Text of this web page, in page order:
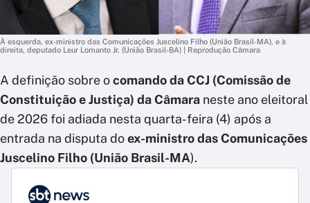
À esquerda, ex-ministro das Comunicações Juscelino Filho (União Brasil-MA), e à
direita, deputado Leur Lomanto Jr. (União Brasil-BA) | Reprodução Câmara
A definição sobre ocomando da CCJ (Comissão de
Constituição e Justiça) da Câmara neste ano eleitoral
de 2026 foi adiada nesta quarta-feira (4) após a
entrada na disputa doex-ministro das Comunicações
Juscelino Filho (União Brasil-MA).